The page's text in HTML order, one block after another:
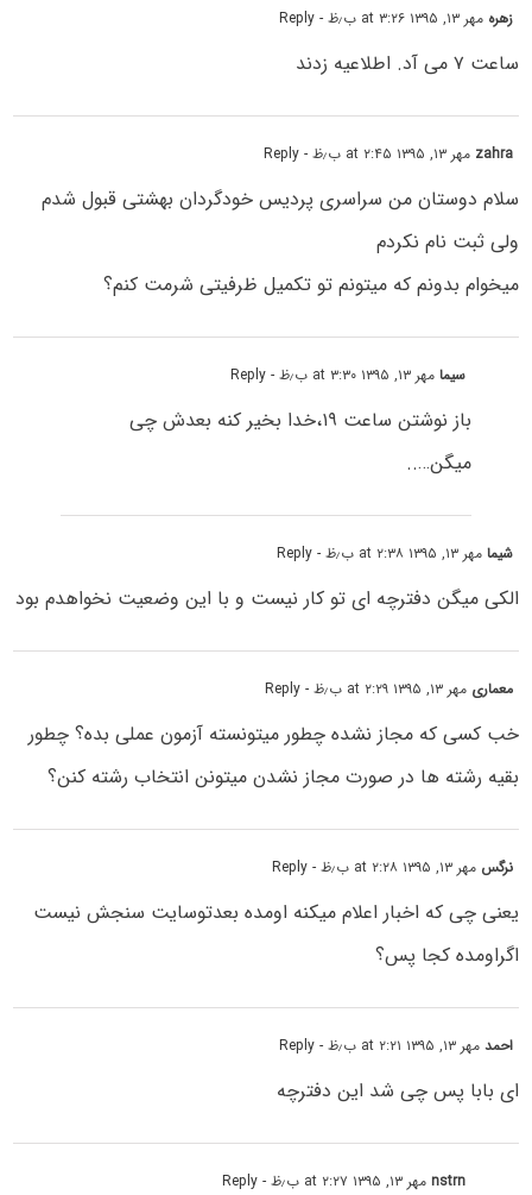
زهره مهر ۱۳, ۱۳۹۵ at ۳:۲۶ ب٫ظ - Reply
ساعت ۷ می آد. اطلاعیه زدند
zahra مهر ۱۳, ۱۳۹۵ at ۲:۴۵ ب٫ظ - Reply
سلام دوستان من سراسری پردیس خودگردان بهشتی قبول شدم
ولی ثبت نام نکردم
میخوام بدونم که میتونم تو تکمیل ظرفیتی شرمت کنم؟
سیمامهر ۱۳, ۱۳۹۵ at ۳:۳۰ ب٫ظ - Reply
باز نوشتن ساعت ۱۹،خدا بخیر کنه بعدش چی
میگن…..
شیمامهر ۱۳, ۱۳۹۵ at ۲:۳۸ ب٫ظ - Reply
الکی میگن دفترچه ای تو کار نیست و با این وضعیت نخواهدم بود
معماری مهر ۱۳, ۱۳۹۵ at ۲:۲۹ ب٫ظ - Reply
خب کسى که مجاز نشده چطور میتونسته آزمون عملى بده؟ چطور
بقیه رشته ها در صورت مجاز نشدن میتونن انتخاب رشته کنن؟
نرگس مهر ۱۳, ۱۳۹۵ at ۲:۲۸ ب٫ظ - Reply
یعنی چی که اخبار اعلام میکنه اومده بعدتوسایت سنجش نیست
اگراومده کجا پس؟
احمدمهر ۱۳, ۱۳۹۵ at ۲:۲۱ ب٫ظ - Reply
ای بابا پس چی شد این دفترچه
nstrnمهر ۱۳, ۱۳۹۵ at ۲:۲۷ ب٫ظ - Reply